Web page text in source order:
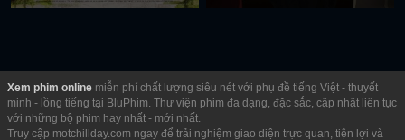
Xem phim online miễn phí chất lượng siêu nét với phụ đề tiếng Việt - thuyết
minh - lồng tiếng tại BluPhim. Thư viện phim đa dạng, đặc sắc, cập nhật liên tục
với những bộ phim hay nhất - mới nhất.
Truy cập motchillday.com ngay để trải nghiệm giao diện trực quan, tiện lợi và